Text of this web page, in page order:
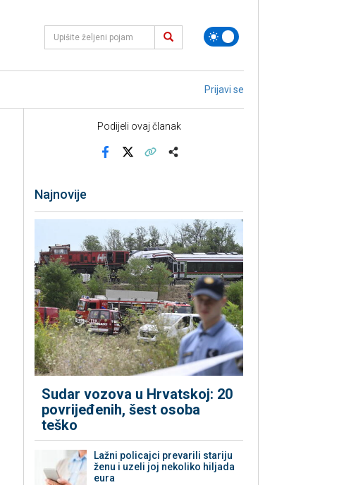
Prijavi se
Podijeli ovaj članak
Najnovije
Sudar vozova u Hrvatskoj: 20
povrijeđenih, šest osoba
teško
Lažni policajci prevarili stariju
ženu i uzeli joj nekoliko hiljada
eura